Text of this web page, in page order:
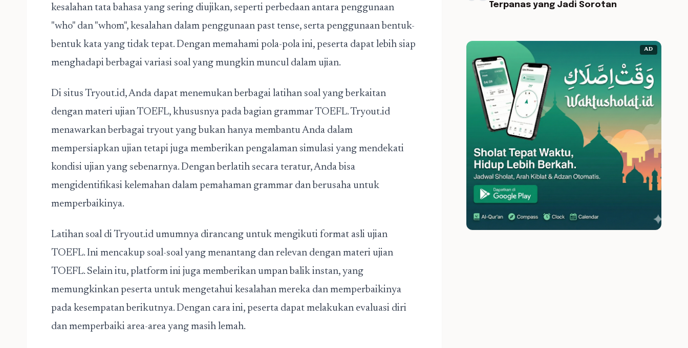
kesalahan tata bahasa yang sering diujikan, seperti perbedaan antara penggunaan
"who" dan "whom", kesalahan dalam penggunaan past tense, serta penggunaan bentuk-
bentuk kata yang tidak tepat. Dengan memahami pola-pola ini, peserta dapat lebih siap
menghadapi berbagai variasi soal yang mungkin muncul dalam ujian.
Di situs Tryout.id, Anda dapat menemukan berbagai latihan soal yang berkaitan
dengan materi ujian TOEFL, khususnya pada bagian grammar TOEFL. Tryout.id
menawarkan berbagai tryout yang bukan hanya membantu Anda dalam
mempersiapkan ujian tetapi juga memberikan pengalaman simulasi yang mendekati
kondisi ujian yang sebenarnya. Dengan berlatih secara teratur, Anda bisa
mengidentifikasi kelemahan dalam pemahaman grammar dan berusaha untuk
memperbaikinya.
Latihan soal di Tryout.id umumnya dirancang untuk mengikuti format asli ujian
TOEFL. Ini mencakup soal-soal yang menantang dan relevan dengan materi ujian
TOEFL. Selain itu, platform ini juga memberikan umpan balik instan, yang
memungkinkan peserta untuk mengetahui kesalahan mereka dan memperbaikinya
pada kesempatan berikutnya. Dengan cara ini, peserta dapat melakukan evaluasi diri
dan memperbaiki area-area yang masih lemah.
Terpanas yang Jadi Sorotan
AD